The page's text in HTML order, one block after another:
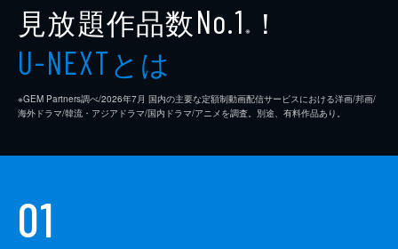
見放題作品数No.1 ※ ！
U-NEXTとは
※GEM Partners調べ/2026年7⽉ 国内の主要な定額制動画配信サービスにおける洋画/邦画/
海外ドラマ/韓流・アジアドラマ/国内ドラマ/アニメを調査。別途、有料作品あり。
01